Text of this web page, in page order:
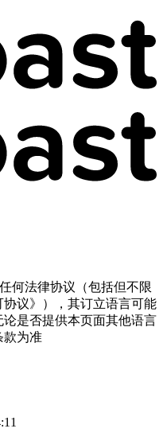
何法律协议（包括但不限
议》），其订立语言可能
是否提供本页面其他语言
款为准